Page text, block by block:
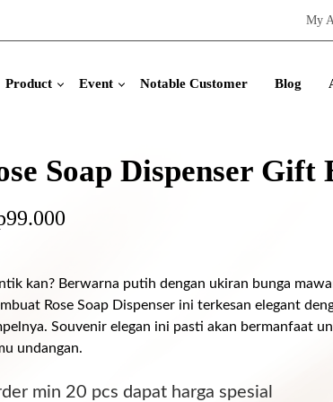
My
Product Event Notable Customer Blog
Soap Dispenser Gift
99.000
kan? Berwarna putih dengan ukiran bunga
Rose Soap Dispenser ini terkesan elegant
Souvenir elegan ini pasti akan bermanfaat
undangan.
min 20 pcs dapat harga spesial